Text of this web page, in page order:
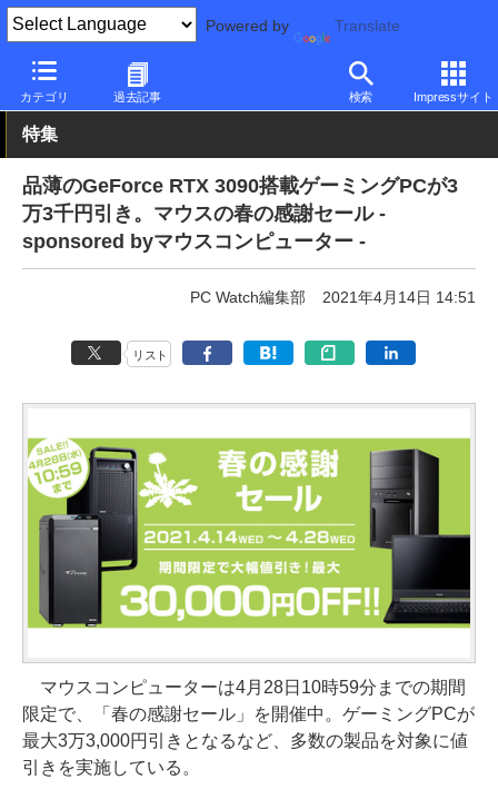
Powered by Translate
カテゴリ 過去記事 検索 Impressサイト
PC Watch パソコン/タブレット/スマートフォン ゲーミングパソ
特集
品薄のGeForce RTX 3090搭載ゲーミングPCが3
万3千円引き。マウスの春の感謝セール -
sponsored byマウスコンピューター -
PC Watch編集部 2021年4月14日 14:51
リスト
マウスコンピューターは4月28日10時59分までの期間
限定で、「春の感謝セール」を開催中。ゲーミングPCが
最大3万3,000円引きとなるなど、多数の製品を対象に値
引きを実施している。